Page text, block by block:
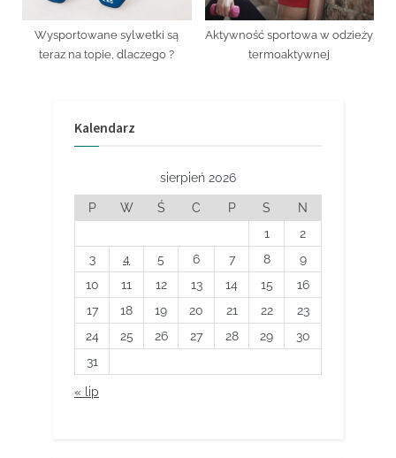
Wysportowane sylwetki są
teraz na topie, dlaczego ?
Aktywność sportowa w odzieży
termoaktywnej
Kalendarz
sierpień 2026
P W Ś C P S
N
1
2
3
4 5 6 7 8
9
10
11 12 13 14 15
16
17
18 19 20 21 22
23
24
25 26 27 28 29
30
31
« lip